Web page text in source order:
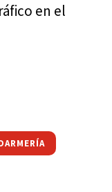
en el